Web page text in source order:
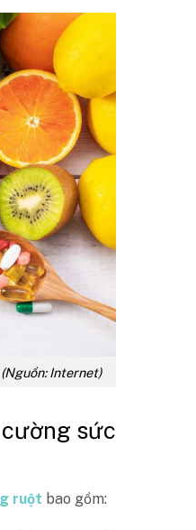
Internet)
sức
ruột bao gồm: